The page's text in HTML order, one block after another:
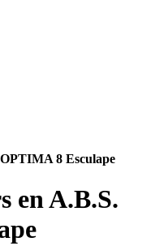
OPTIMA 8 Esculape
en A.B.S.